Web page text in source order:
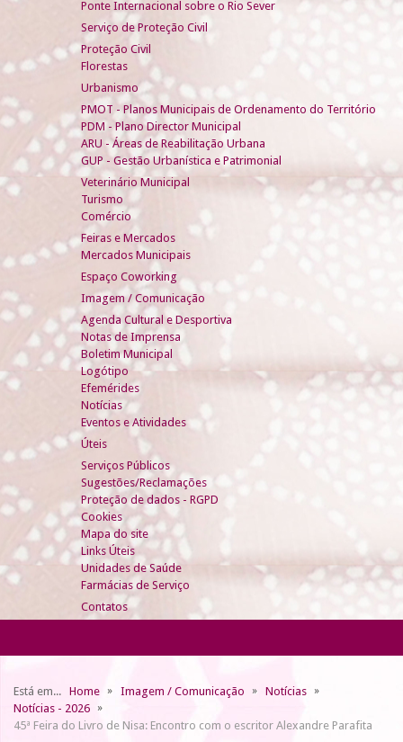
Ponte Internacional sobre o Rio Sever
Serviço de Proteção Civil
Proteção Civil
Florestas
Urbanismo
PMOT - Planos Municipais de Ordenamento do Território
PDM - Plano Director Municipal
ARU - Áreas de Reabilitação Urbana
GUP - Gestão Urbanística e Patrimonial
Veterinário Municipal
Turismo
Comércio
Feiras e Mercados
Mercados Municipais
Espaço Coworking
Imagem / Comunicação
Agenda Cultural e Desportiva
Notas de Imprensa
Boletim Municipal
Logótipo
Efemérides
Notícias
Eventos e Atividades
Úteis
Serviços Públicos
Sugestões/Reclamações
Proteção de dados - RGPD
Cookies
Mapa do site
Links Úteis
Unidades de Saúde
Farmácias de Serviço
Contatos
Está em... Home Imagem / Comunicação
Notícias
Notícias - 2026
45ª Feira do Livro de Nisa: Encontro com o escritor Alexandre Parafita